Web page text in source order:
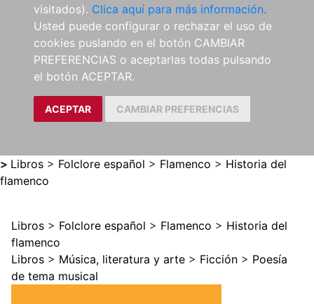
visitados). Clica aquí para más información.
Usted puede configurar o rechazar el uso de
cookies puslando en el botón CAMBIAR
PREFERENCIAS o aceptarlas todas pulsando
el botón ACEPTAR.
ACEPTAR CAMBIAR PREFERENCIAS
> Libros > Folclore español > Flamenco > Historia del
flamenco
Libros > Folclore español > Flamenco > Historia del
flamenco
Libros > Música, literatura y arte > Ficción > Poesía
de tema musical